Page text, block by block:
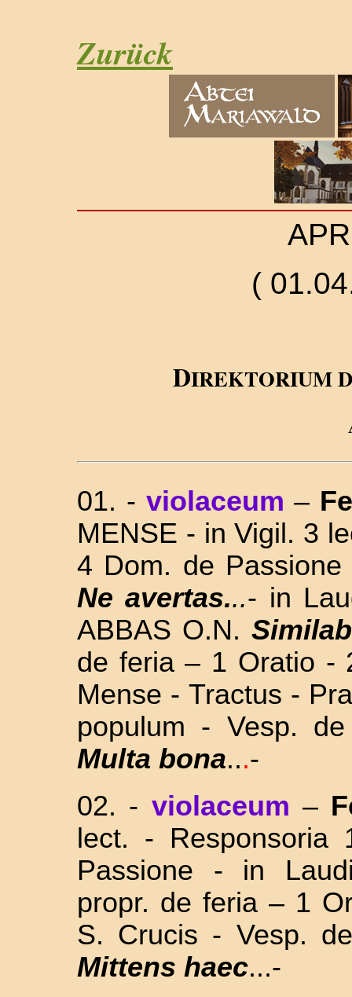
Zurück
(
DIREKTORIUM
01. - violaceum –
MENSE - in Vigil. 3
4 Dom. de Passione
Ne avertas...- in
ABBAS O.N.
de feria – 1 Oratio -
Mense - Tractus -
populum - Vesp.
Multa bona...-
02. - violaceum –
lect. -
Passione
- in
propr. de feria – 1
S. Crucis - Vesp.
Mittens haec...-